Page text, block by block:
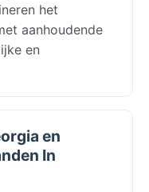
het
aanhoudende
en
en
In